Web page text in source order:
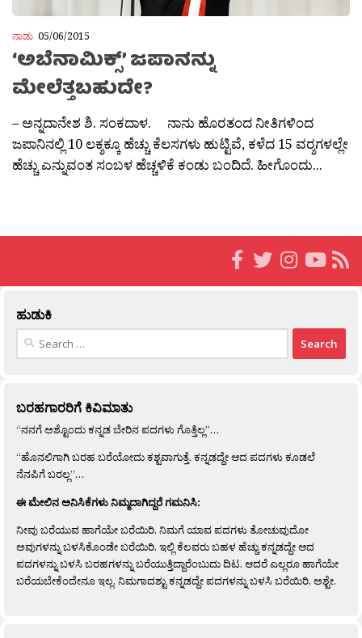
ನಾಡು 05/06/2015
‘ಅಬೆನಾಮಿಕ್ಸ್’ ಜಪಾನನ್ನು
ಮೇಲೆತ್ತಬಹುದೇ?
– ಅನ್ನದಾನೇಶ ಶಿ. ಸಂಕದಾಳ. ನಾನು ಹೊರತಂದ ನೀತಿಗಳಿಂದ
ಜಪಾನಿನಲ್ಲಿ 10 ಲಕ್ಶಕ್ಕೂ ಹೆಚ್ಚು ಕೆಲಸಗಳು ಹುಟ್ಟಿವೆ, ಕಳೆದ 15 ವರ‍್ಶಗಳಲ್ಲೇ
ಹೆಚ್ಚು ಎನ್ನುವಂತ ಸಂಬಳ ಹೆಚ್ಚಳಿಕೆ ಕಂಡು ಬಂದಿದೆ. ಹೀಗೊಂದು...
ಹುಡುಕಿ
Search
ಬರಹಗಾರರಿಗೆ ಕಿವಿಮಾತು
“ನನಗೆ ಅಶ್ಟೊಂದು ಕನ್ನಡ ಬೇರಿನ ಪದಗಳು ಗೊತ್ತಿಲ್ಲ”…
“ಹೊನಲಿಗಾಗಿ ಬರಹ ಬರೆಯೋದು ಕಶ್ಟವಾಗುತ್ತೆ. ಕನ್ನಡದ್ದೇ ಆದ ಪದಗಳು ಕೂಡಲೆ
ನೆನಪಿಗೆ ಬರಲ್ಲ”…
ಈ ಮೇಲಿನ ಅನಿಸಿಕೆಗಳು ನಿಮ್ಮದಾಗಿದ್ದರೆ ಗಮನಿಸಿ:
ನೀವು ಬರೆಯುವ ಹಾಗೆಯೇ ಬರೆಯಿರಿ. ನಿಮಗೆ ಯಾವ ಪದಗಳು ತೋಚುವುದೋ
ಅವುಗಳನ್ನು ಬಳಸಿಕೊಂಡೇ ಬರೆಯಿರಿ. ಇಲ್ಲಿ ಕೆಲವರು ಬಹಳ ಹೆಚ್ಚು ಕನ್ನಡದ್ದೇ ಆದ
ಪದಗಳನ್ನು ಬಳಸಿ ಬರಹಗಳನ್ನು ಬರೆಯುತ್ತಿದ್ದಾರೆಂಬುದು ದಿಟ. ಆದರೆ ಎಲ್ಲರೂ ಹಾಗೆಯೇ
ಬರೆಯಬೇಕೆಂದೇನೂ ಇಲ್ಲ. ನಿಮಗಾದಶ್ಟು ಕನ್ನಡದ್ದೇ ಪದಗಳನ್ನು ಬಳಸಿ ಬರೆಯಿರಿ, ಅಶ್ಟೇ.